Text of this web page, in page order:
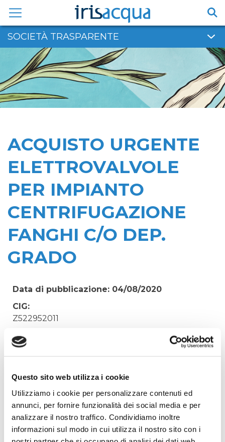
Questo sito web utilizza i cookie
Utilizziamo i cookie per personalizzare contenuti ed
annunci, per fornire funzionalità dei social media e per
analizzare il nostro traffico. Condividiamo inoltre
informazioni sul modo in cui utilizza il nostro sito con i
contenuto
SOCIETÀ TRASPARENTE
ACQUISTO URGENTE
ELETTROVALVOLE
PER IMPIANTO
CENTRIFUGAZIONE
FANGHI C/O DEP.
GRADO
Data di pubblicazione: 04/08/2020
CIG:
Z522952011
Struttura proponente:
'Irisacqua srl P.I./C.F. 01070220312. - Ufficio
Tecnico
Oggetto:
ACQUISTO URGENTE ELETTROVALVOLE PER
IMPIANTO CENTRIFUGAZIONE FANGHI C/O
DEP. GRADO
Elenco operatori invitati: